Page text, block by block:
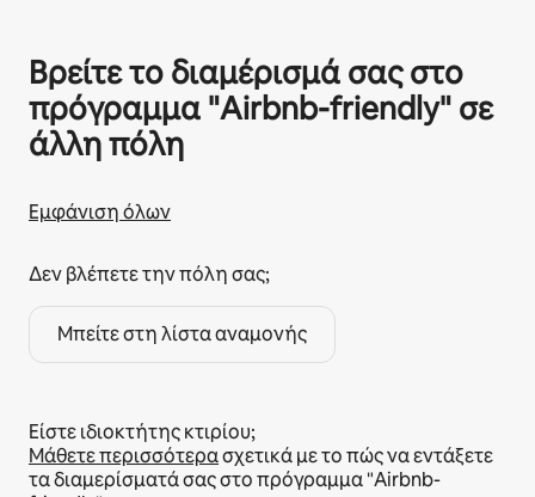
Βρείτε το διαμέρισμά σας στο
πρόγραμμα "Airbnb-friendly" σε
άλλη πόλη
Εμφάνιση όλων
Δεν βλέπετε την πόλη σας;
Μπείτε στη λίστα αναμονής
Είστε ιδιοκτήτης κτιρίου;
Μάθετε περισσότερασχετικά με το πώς να εντάξετε
τα διαμερίσματά σας στο πρόγραμμα "Airbnb-